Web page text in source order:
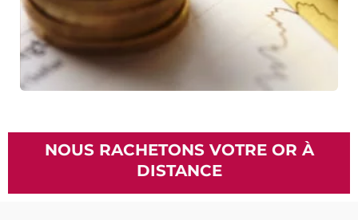
NOUS RACHETONS VOTRE OR À
DISTANCE